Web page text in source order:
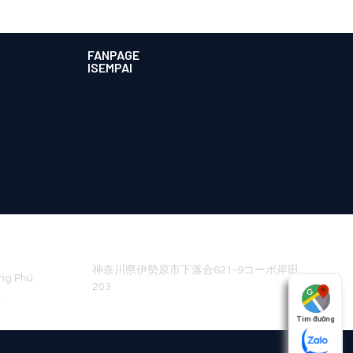
FANPAGE
ISEMPAI
Phú
神奈川県伊勢原市下落合621-9コーポ岸田
203
Tìm đường